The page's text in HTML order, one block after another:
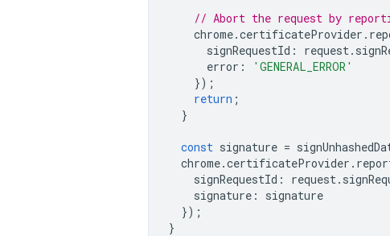
// Abort the request by
chrome.certificateProvider .
signRequestId : request.
error :
'GENERAL_ERROR'
});
return ;
}
const signature =
chrome.certificateProvider .
signRequestId : request.
signature :
signature
});
}